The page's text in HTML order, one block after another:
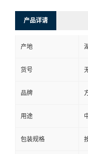
产品详请
产地
货号
品牌
用途
包装规格